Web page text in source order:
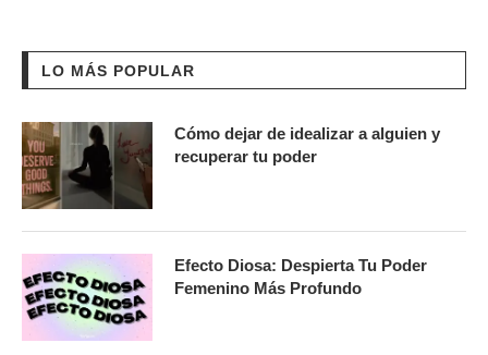
LO MÁS POPULAR
Cómo dejar de idealizar a alguien y
recuperar tu poder
Efecto Diosa: Despierta Tu Poder
Femenino Más Profundo